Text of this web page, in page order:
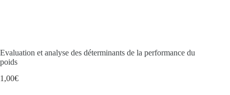
Evaluation et analyse des déterminants de la performance du
poids
1,00€